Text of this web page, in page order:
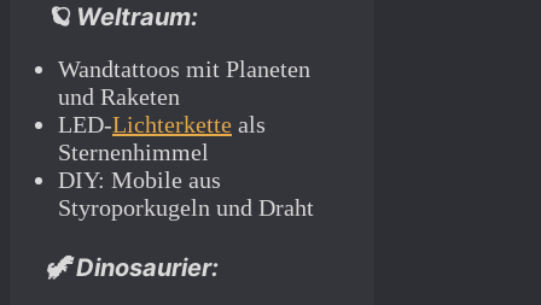
🪐 Weltraum:
Wandtattoos mit Planeten
und Raketen
LED-Lichterkette als
Sternenhimmel
DIY: Mobile aus
Styroporkugeln und Draht
🦖 Dinosaurier: